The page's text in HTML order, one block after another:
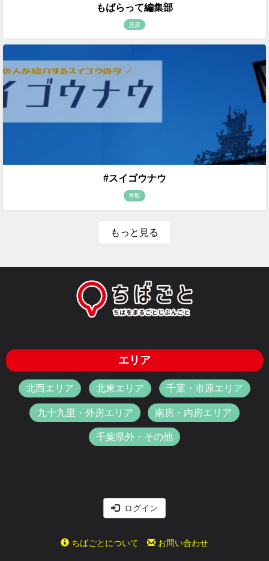
もばらって編集部
茂原
#スイゴウナウ
香取
もっと見る
エリア
北西エリア 北東エリア 千葉・市原エリア
九十九里・外房エリア 南房・内房エリア
千葉県外・その他
ログイン
ちばごとについて お問い合わせ